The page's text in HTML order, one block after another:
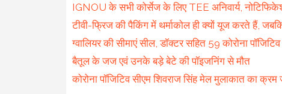
IGNOU के सभी कोर्सेज के लिए TEE अनिवार्य,
टीवी-फ्रिज की पैकिंग में थर्माकोल ही क्यों यूज करते हैं,
ग्वालियर की सीमाएं सील, डॉक्टर सहित 59 कोरोना पॉजिटिव
बैतूल के जज एवं उनके बड़े बेटे की पॉइजनिंग से मौत
कोरोना पॉजिटिव सीएम शिवराज सिंह मेल मुलाकात का क्रम